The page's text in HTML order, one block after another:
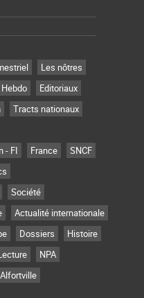
Les nôtres
Editoriaux
Tracts nationaux
- FI France
SNCF
Société
Actualité internationale
Dossiers
Histoire
NPA